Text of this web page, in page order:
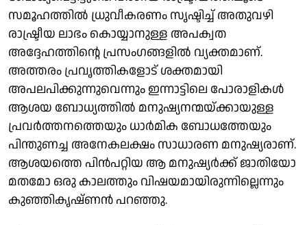
സമൂഹത്തില്‍ ധ്രുവീകരണം സൃഷ്ടിച്ച് അതുവഴി
രാഷ്ട്രീയ ലാഭം കൊയ്യാനുള്ള അപക്വത
അദ്ദേഹത്തിന്റെ പ്രസംഗങ്ങളില്‍ വ്യക്തമാണ്.
അത്തരം പ്രവൃത്തികളോട് ശക്തമായി
അപലപിക്കുന്നുവെന്നും ഇന്നാട്ടിലെ പോരാളികള്‍
ആശയ ബോധ്യത്തില്‍ മനുഷ്യനന്മയ്ക്കായുള്ള
പ്രവര്‍ത്തനത്തെയും ധാര്‍മിക ബോധത്തേയും
പിന്തുണച്ച അനേകലക്ഷം സാധാരണ മനുഷ്യരാണ്.
ആശയത്തെ പിന്‍പറ്റിയ ആ മനുഷ്യര്‍ക്ക് ജാതിയോ
മതമോ ഒരു കാലത്തും വിഷയമായിരുന്നില്ലെന്നും
കുഞ്ഞികൃഷ്ണന്‍ പറഞ്ഞു.